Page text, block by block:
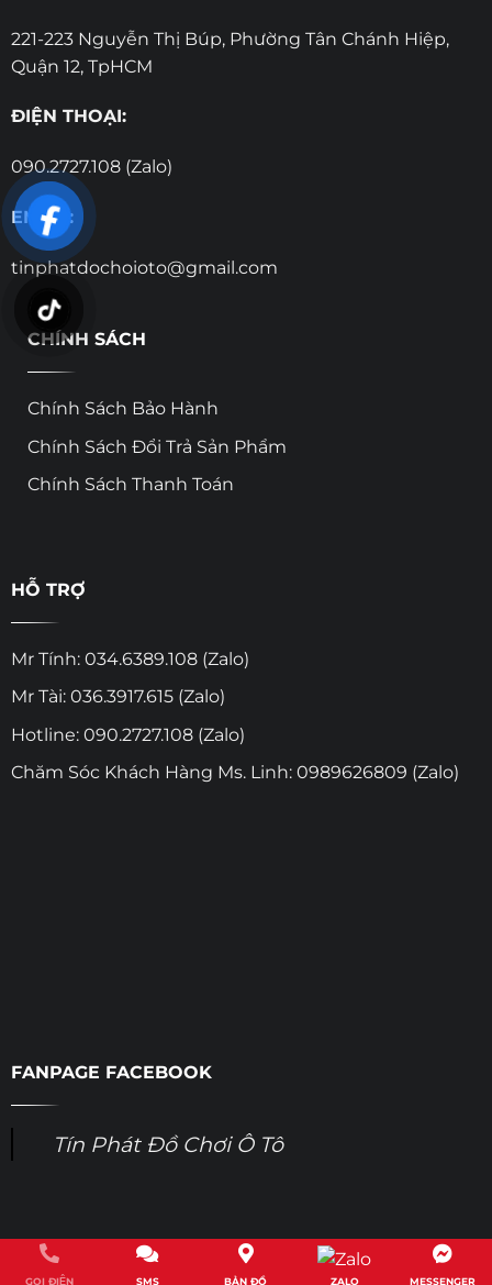
221-223 Nguyễn Thị Búp, Phường Tân Chánh Hiệp,
Quận 12, TpHCM
ĐIỆN THOẠI:
090.2727.108 (Zalo)
EMAIL:
tinphatdochoioto@gmail.com
CHÍNH SÁCH
Chính Sách Bảo Hành
Chính Sách Đổi Trả Sản Phẩm
Chính Sách Thanh Toán
HỖ TRỢ
Mr Tính: 034.6389.108 (Zalo)
Mr Tài: 036.3917.615 (Zalo)
Hotline: 090.2727.108 (Zalo)
Chăm Sóc Khách Hàng Ms. Linh: 0989626809 (Zalo)
FANPAGE FACEBOOK
Tín Phát Đồ Chơi Ô Tô
Copyright 2022© Auto Tín Phát
GỌI ĐIỆN SMS BẢN ĐỒ ZALO MESSENGER